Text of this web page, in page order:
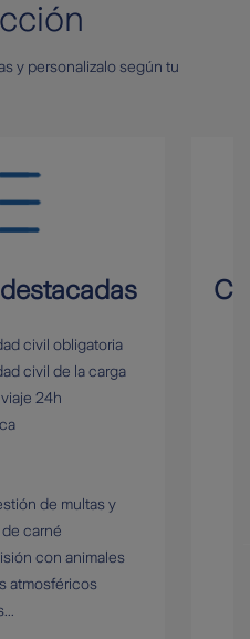
y personalizalo según tu
civil obligatoria
civil de la carga
24h
de multas y
carné
con animales
atmosféricos